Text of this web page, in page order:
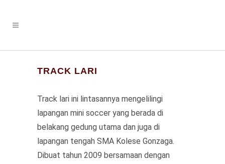
TRACK LARI
Track lari ini lintasannya mengelilingi
lapangan mini soccer yang berada di
belakang gedung utama dan juga di
lapangan tengah SMA Kolese Gonzaga.
Dibuat tahun 2009 bersamaan dengan